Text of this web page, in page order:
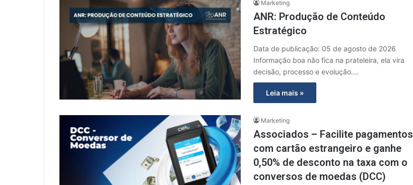
Marketing
ANR: Produção de Conteúdo
Estratégico
Data de publicação: 05 de agosto de 2026
Informação boa não fica na prateleira, ela vira
decisão, processo e evolução.…
Leia mais »
Marketing
Associados – Facilite pagamentos
com cartão estrangeiro e ganhe
0,50% de desconto na taxa com o
conversos de moedas (DCC)